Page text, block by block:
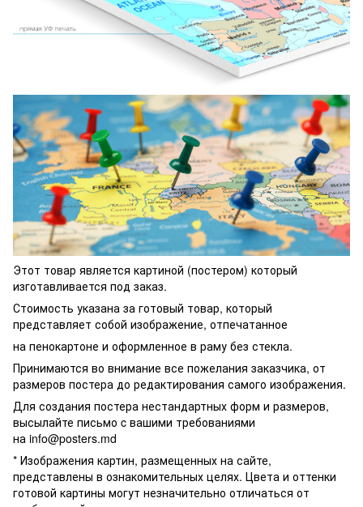
Этот товар является картиной (постером) который
изготавливается под заказ.
Стоимость указана за готовый товар, который
представляет собой изображение, отпечатанное
на пенокартоне и оформленное в раму без стекла.
Принимаются во внимание все пожелания заказчика, от
размеров постера до редактирования самого изображения.
Для создания постера нестандартных форм и размеров,
высылайте письмо c вашими требованиями
на info@posters.md
* Изображения картин, размещенных на сайте,
представлены в ознакомительных целях. Цвета и оттенки
готовой картины могут незначительно отличаться от